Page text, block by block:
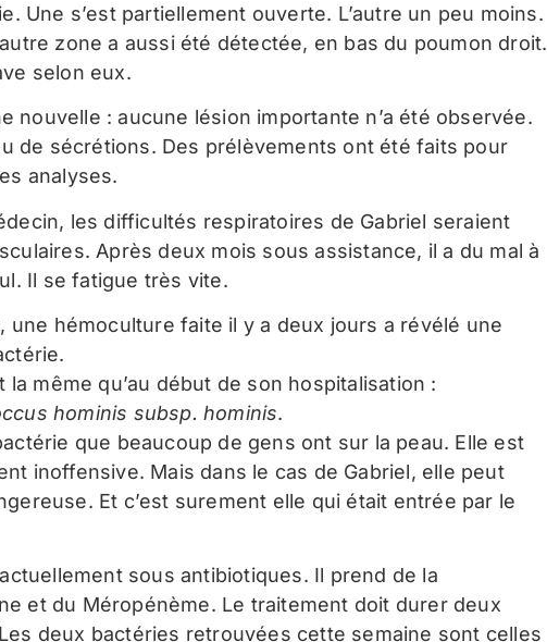
Une s’est partiellement ouverte. L’autre un peu moins.
zone a aussi été détectée, en bas du poumon droit.
selon eux.
nouvelle : aucune lésion importante n’a été observée.
de sécrétions. Des prélèvements ont été faits pour
analyses.
les difficultés respiratoires de Gabriel seraient
Après deux mois sous assistance, il a du mal à
Il se fatigue très vite.
une hémoculture faite il y a deux jours a révélé une
la même qu’au début de son hospitalisation :
hominis subsp. hominis.
que beaucoup de gens ont sur la peau. Elle est
inoffensive. Mais dans le cas de Gabriel, elle peut
Et c’est surement elle qui était entrée par le
sous antibiotiques. Il prend de la
et du Méropénème. Le traitement doit durer deux
deux bactéries retrouvées cette semaine sont celles